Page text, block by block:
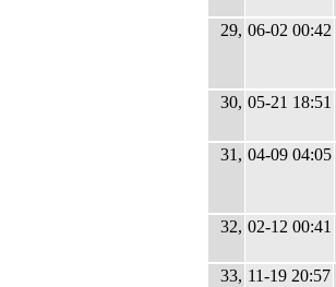
29, 06-02 00:42
30, 05-21 18:51
31, 04-09 04:05
32, 02-12 00:41
33, 11-19 20:57